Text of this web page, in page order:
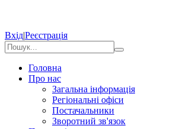
Вхід|Реєстрація
Головна
Про нас
Загальна інформація
Регіональні офіси
Постачальники
Зворотний зв'язок